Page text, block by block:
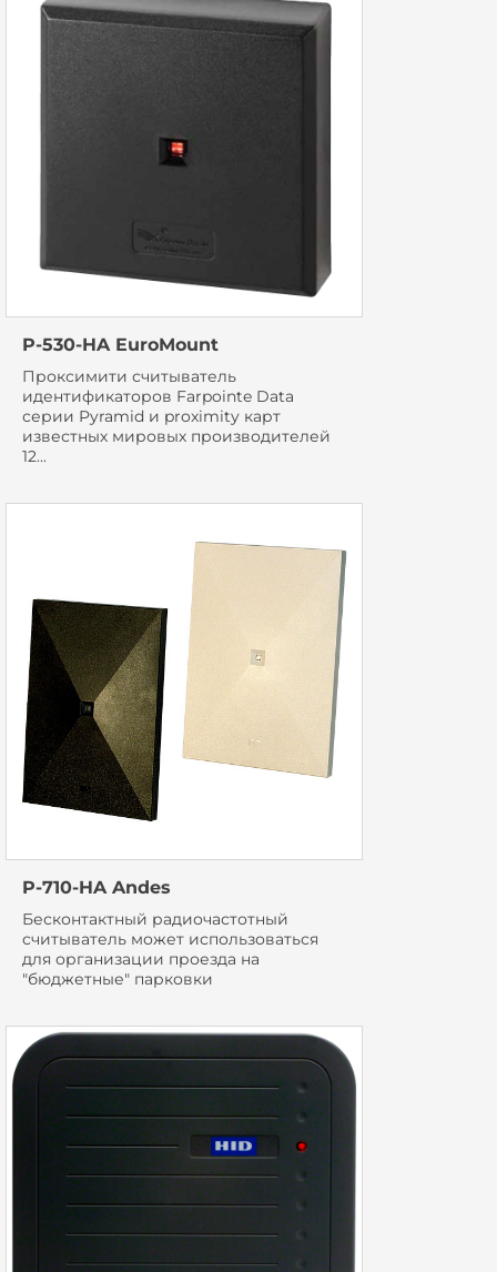
P-530-HA EuroMount
Проксимити считыватель
идентификаторов Farpointe Data
серии Pyramid и proximity карт
известных мировых производителей
12...
P-710-HA Andes
Бесконтактный радиочастотный
считыватель может использоваться
для организации проезда на
"бюджетные" парковки